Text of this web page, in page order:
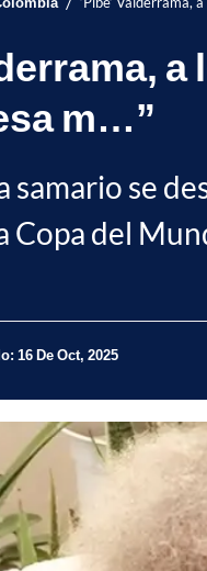
m…”
samario se
Copa del
16 De Oct, 2025